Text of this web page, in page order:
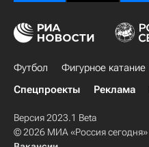
Футбол Фигурное катание
Спецпроекты
Реклама
Версия 2023.1 Beta
© 2026 МИА «Россия сегодня»